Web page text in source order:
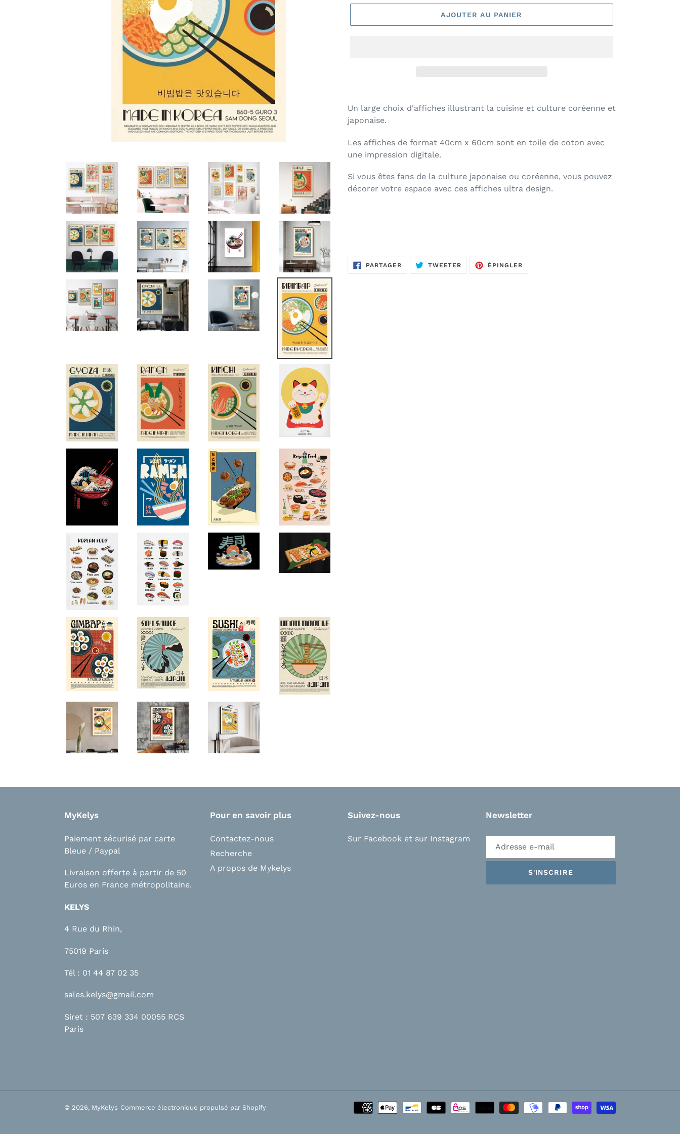
AJOUTER AU PANIER
Un large choix d'affiches illustrant la cuisine et culture coréenne et
japonaise.
Les affiches de format 40cm x 60cm sont en toile de coton avec
une impression digitale.
Si vous êtes fans de la culture japonaise ou coréenne, vous pouvez
décorer votre espace avec ces affiches ultra design.
PARTAGERPARTAGERTWEETER TWEETERÉPINGLER
MyKelys
Paiement sécurisé par carte
Bleue / Paypal
Livraison offerte à partir de 50
Euros en France métropolitaine.
KELYS
4 Rue du Rhin,
75019 Paris
Tél : 01 44 87 02 35
sales.kelys@gmail.com
Siret : 507 639 334 00055 RCS
Paris
Pour en savoir plus
Contactez-nous
Recherche
A propos de Mykelys
Suivez-nous
Sur Facebook et sur Instagram
Newsletter
S'INSCRIRE
© 2026, MyKelys Commerce électronique propulsé par Shopify